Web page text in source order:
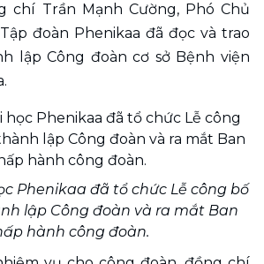
chí Trần Mạnh Cường, Phó Chủ
đoàn Phenikaa đã đọc và trao
lập Công đoàn cơ sở Bệnh viện
Phenikaa đã tổ chức Lễ công bố
lập Công đoàn và ra mắt Ban
hành công đoàn.